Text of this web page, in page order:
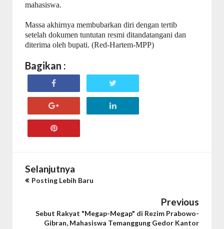
mahasiswa.
Massa akhirnya membubarkan diri dengan tertib
setelah dokumen tuntutan resmi ditandatangani dan
diterima oleh bupati. (Red-Hartem-MPP)
Bagikan :
Selanjutnya
Posting Lebih Baru
Previous
Sebut Rakyat "Megap-Megap" di Rezim Prabowo-
Gibran, Mahasiswa Temanggung Gedor Kantor